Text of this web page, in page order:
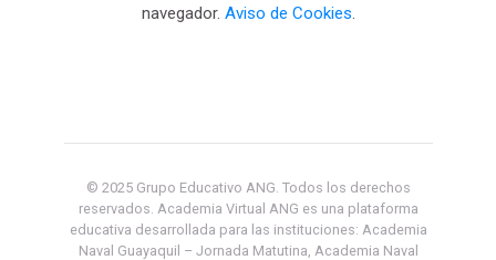
navegador. Aviso de Cookies.
© 2025 Grupo Educativo ANG. Todos los derechos
reservados. Academia Virtual ANG es una plataforma
educativa desarrollada para las instituciones: Academia
Naval Guayaquil – Jornada Matutina, Academia Naval